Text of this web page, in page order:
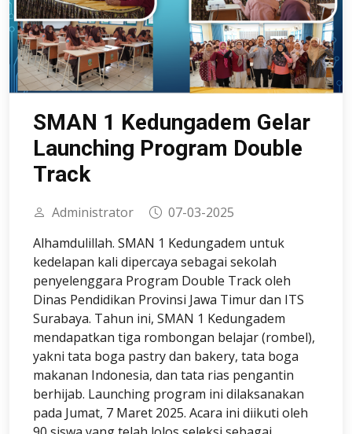
SMAN 1 Kedungadem Gelar
Launching Program Double
Track
Administrator
07-03-2025
Alhamdulillah. SMAN 1 Kedungadem untuk
kedelapan kali dipercaya sebagai sekolah
penyelenggara Program Double Track oleh
Dinas Pendidikan Provinsi Jawa Timur dan ITS
Surabaya. Tahun ini, SMAN 1 Kedungadem
mendapatkan tiga rombongan belajar (rombel),
yakni tata boga pastry dan bakery, tata boga
makanan Indonesia, dan tata rias pengantin
berhijab. Launching program ini dilaksanakan
pada Jumat, 7 Maret 2025. Acara ini diikuti oleh